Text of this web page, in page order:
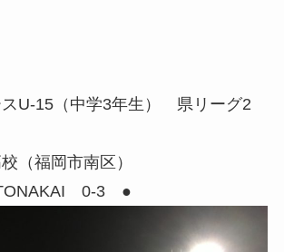
U-15（中学3年生） 県リーグ2
（福岡市南区）
0-3 ●